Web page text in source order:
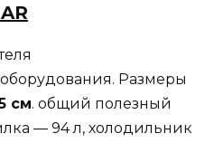
Размеры
см. общий полезный
— 94 л, холодильник